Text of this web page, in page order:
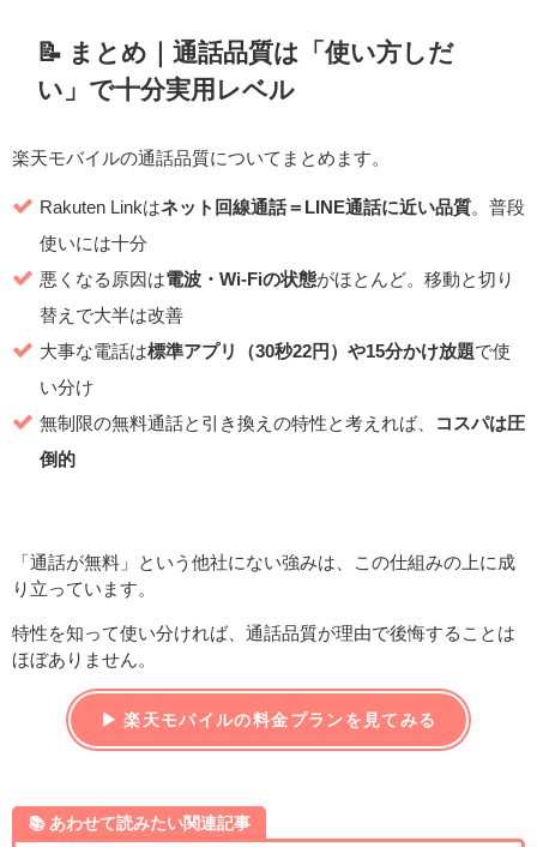
📝 まとめ｜通話品質は「使い方しだ
い」で十分実用レベル
楽天モバイルの通話品質についてまとめます。
Rakuten Linkはネット回線通話＝LINE通話に近い品質。普段
使いには十分
悪くなる原因は電波・Wi-Fiの状態がほとんど。移動と切り
替えで大半は改善
大事な電話は標準アプリ（30秒22円）や15分かけ放題で使
い分け
無制限の無料通話と引き換えの特性と考えれば、
コスパは圧
倒的
「通話が無料」という他社にない強みは、この仕組みの上に成
り立っています。
特性を知って使い分ければ、通話品質が理由で後悔することは
ほぼありません。
▶ 楽天モバイルの料金プランを見てみる
📚️ あわせて読みたい関連記事